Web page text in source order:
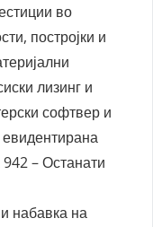
во
постројки и
лизинг и
софтвер и
евидентирана
– Останати
набавка на